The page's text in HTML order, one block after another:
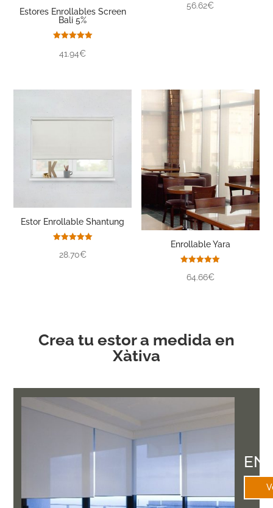
Estores Enrollables Screen
Bali 5%
con
41.94€
con
56.62€
Estor Enrollable Shantung
con
28.70€
Enrollable Yara
con
64.66€
Crea tu estor a medida en
Xàtiva